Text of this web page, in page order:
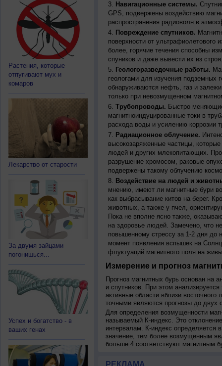
Растения, которые
отпугивают мух и
комаров
Лекарство от старости
За двумя зайцами
погонишься...
Успех и богатство - в
ваших генах
Навигационные системы.
GPS, подвержены воздействию
распространения радиоволн в
Повреждение спутников.
поверхности от ультрафиолетового
более, горячие течения способны
спуников и даже вывести их из
Геологоразведочные работы.
геологами для изучения подземных
обнаруживаются нефть, газ и
только при невозмущенном
Трубопроводы. Быстро
магнитноиндуцированные токи в
расхода воды и усилению коррозии
Радиационное облучение.
высокозаряженные частицы,
людей и других млекопитающих.
разрушение хромосом, раковые
подвержены такому облучению
Воздействие на людей и
мнению, имеют ли магнитные бури
как выбрасывание китов на берег.
животных, а также у пчел,
Пока не вполне ясно также,
на здоровье людей. Замечено, что
повышенному стрессу за 1-2 дня до
момент появления вспышек на
флуктуаций магнитного поля на
Измерение и прогноз
Прогноз магнитных бурь основан на
и спутников. При этом
активные области вблизи
точными являются прогнозы до двух
Для определения возмущенности
называемый К-индекс. Это
интервалам. К-индекс определяется
значение, тем более возмущенным
больше 4 соответствуют магнитным
РЕКЛАМА